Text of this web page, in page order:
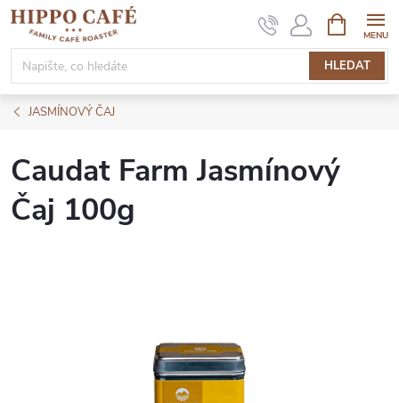
Přejít
obsah
HLEDAT
NÁKUPNÍ
KOŠÍK
JASMÍNOVÝ ČAJ
Caudat Farm Jasmínový
Čaj 100g